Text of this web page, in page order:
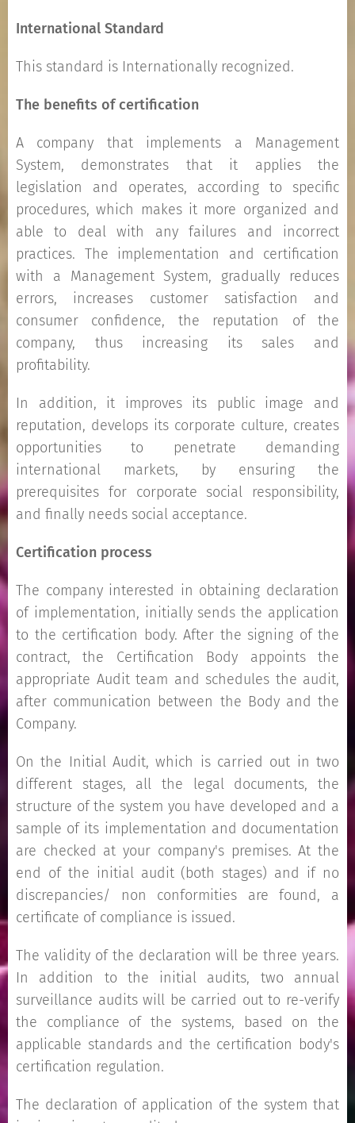
International Standard
This standard is Internationally recognized.
The benefits of certification
A company that implements a Management
System, demonstrates that it applies the
legislation and operates, according to specific
procedures, which makes it more organized and
able to deal with any failures and incorrect
practices. The implementation and certification
with a Management System, gradually reduces
errors, increases customer satisfaction and
consumer confidence, the reputation of the
company, thus increasing its sales and
profitability.
In addition, it improves its public image and
reputation, develops its corporate culture, creates
opportunities to penetrate demanding
international markets, by ensuring the
prerequisites for corporate social responsibility,
and finally needs social acceptance.
Certification process
The company interested in obtaining declaration
of implementation, initially sends the application
to the certification body. After the signing of the
contract, the Certification Body appoints the
appropriate Audit team and schedules the audit,
after communication between the Body and the
Company.
On the Initial Audit, which is carried out in two
different stages, all the legal documents, the
structure of the system you have developed and a
sample of its implementation and documentation
are checked at your company's premises. At the
end of the initial audit (both stages) and if no
discrepancies/ non conformities are found, a
certificate of compliance is issued.
The validity of the declaration will be three years.
In addition to the initial audits, two annual
surveillance audits will be carried out to re-verify
the compliance of the systems, based on the
applicable standards and the certification body's
certification regulation.
The declaration of application of the system that